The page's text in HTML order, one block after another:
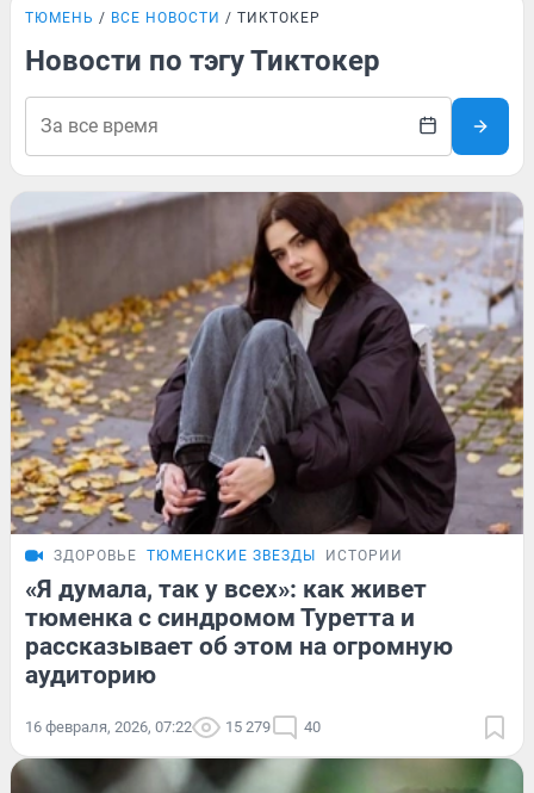
ТЮМЕНЬ ВСЕ НОВОСТИ ТИКТОКЕР
Новости по тэгу Тиктокер
ЗДОРОВЬЕ ТЮМЕНСКИЕ ЗВЕЗДЫ ИСТОРИИ
«Я думала, так у всех»: как живет
тюменка с синдромом Туретта и
рассказывает об этом на огромную
аудиторию
16 февраля, 2026, 07:22 15 279 40